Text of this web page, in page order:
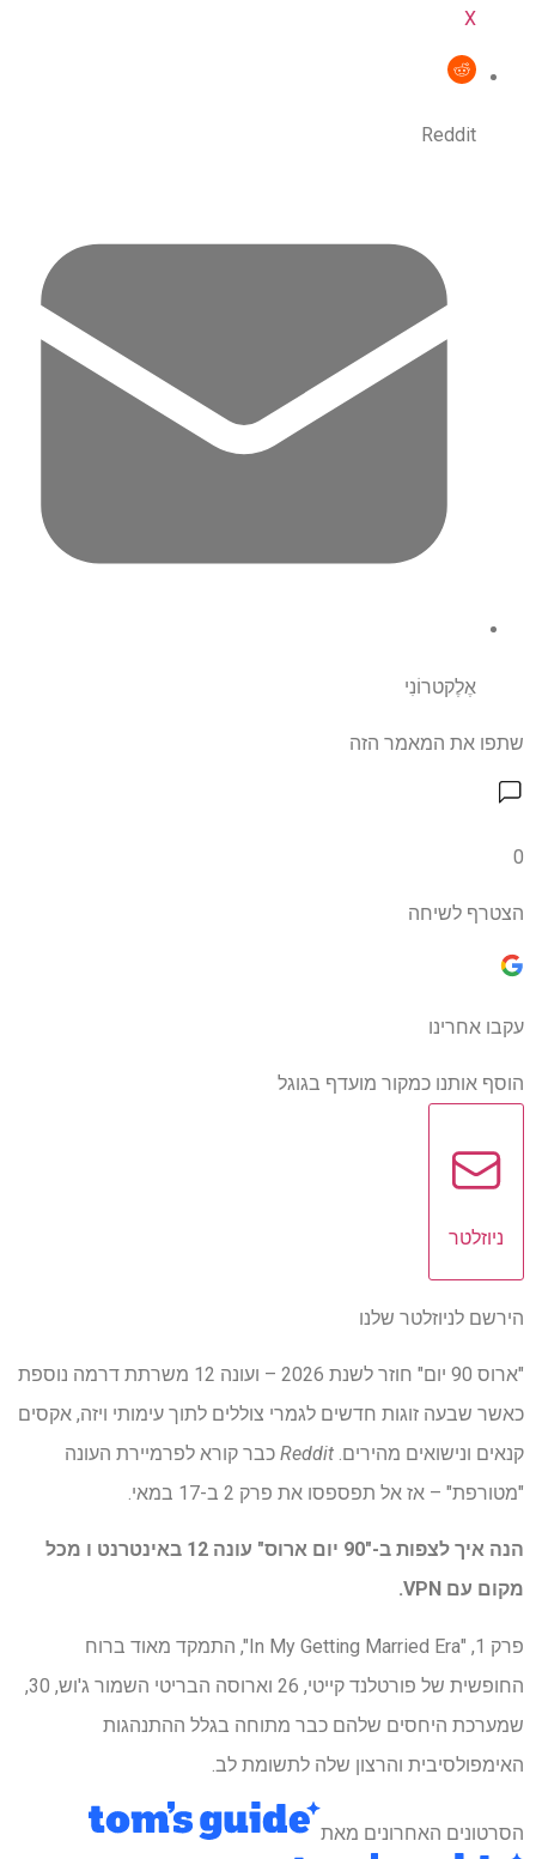
X
Reddit
אֶלֶקטרוֹנִי
שתפו את המאמר הזה
0
הצטרף לשיחה
עקבו אחרינו
הוסף אותנו כמקור מועדף בגוגל
ניוזלטר
הירשם לניוזלטר שלנו
"ארוס 90 יום" חוזר לשנת 2026 – ועונה 12 משרתת דרמה נוספת
כאשר שבעה זוגות חדשים לגמרי צוללים לתוך עימותי ויזה, אקסים
קנאים ונישואים מהירים. Reddit כבר קורא לפרמיירת העונה
"מטורפת" – אז אל תפספסו את פרק 2 ב-17 במאי.
הנה איך לצפות ב-"90 יום ארוס" עונה 12 באינטרנט ו
מכל
מקום עם VPN
.
פרק 1, "In My Getting Married Era", התמקד מאוד ברוח
החופשית של פורטלנד קייטי, 26 וארוסה הבריטי השמור ג'וש, 30,
שמערכת היחסים שלהם כבר מתוחה בגלל ההתנהגות
האימפולסיבית והרצון שלה לתשומת לב.
הסרטונים האחרונים מאת